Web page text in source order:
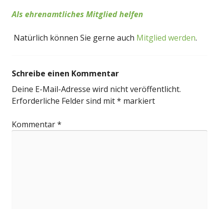
Als ehrenamtliches Mitglied helfen
Natürlich können Sie gerne auch Mitglied werden.
Schreibe einen Kommentar
Deine E-Mail-Adresse wird nicht veröffentlicht.
Erforderliche Felder sind mit* markiert
Kommentar*